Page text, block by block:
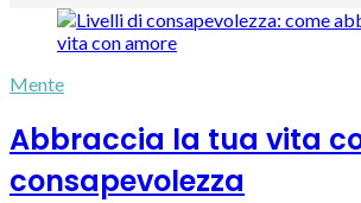
Mente
Abbraccia la tua vita
consapevolezza